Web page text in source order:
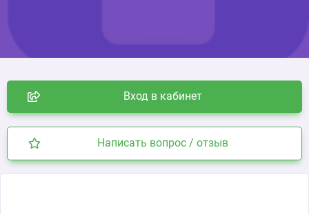
Вход в кабинет
Написать вопрос / отзыв